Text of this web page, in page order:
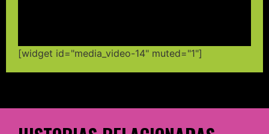
[widget id="media_video-14" muted="1"]